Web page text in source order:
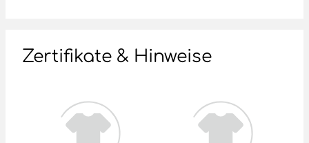
Zertifikate & Hinweise